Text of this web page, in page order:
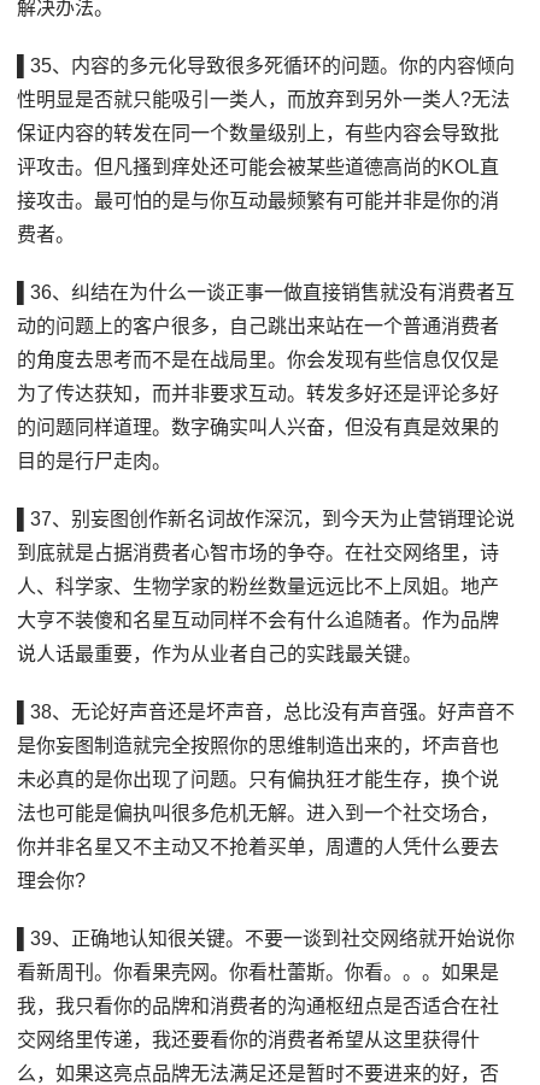
解决办法。
▌35、内容的多元化导致很多死循环的问题。你的内容倾向
性明显是否就只能吸引一类人，而放弃到另外一类人?无法
保证内容的转发在同一个数量级别上，有些内容会导致批
评攻击。但凡搔到痒处还可能会被某些道德高尚的KOL直
接攻击。最可怕的是与你互动最频繁有可能并非是你的消
费者。
▌36、纠结在为什么一谈正事一做直接销售就没有消费者互
动的问题上的客户很多，自己跳出来站在一个普通消费者
的角度去思考而不是在战局里。你会发现有些信息仅仅是
为了传达获知，而并非要求互动。转发多好还是评论多好
的问题同样道理。数字确实叫人兴奋，但没有真是效果的
目的是行尸走肉。
▌37、别妄图创作新名词故作深沉，到今天为止营销理论说
到底就是占据消费者心智市场的争夺。在社交网络里，诗
人、科学家、生物学家的粉丝数量远远比不上凤姐。地产
大亨不装傻和名星互动同样不会有什么追随者。作为品牌
说人话最重要，作为从业者自己的实践最关键。
▌38、无论好声音还是坏声音，总比没有声音强。好声音不
是你妄图制造就完全按照你的思维制造出来的，坏声音也
未必真的是你出现了问题。只有偏执狂才能生存，换个说
法也可能是偏执叫很多危机无解。进入到一个社交场合，
你并非名星又不主动又不抢着买单，周遭的人凭什么要去
理会你?
▌39、正确地认知很关键。不要一谈到社交网络就开始说你
看新周刊。你看果壳网。你看杜蕾斯。你看。。。如果是
我，我只看你的品牌和消费者的沟通枢纽点是否适合在社
交网络里传递，我还要看你的消费者希望从这里获得什
么，如果这亮点品牌无法满足还是暂时不要进来的好，否